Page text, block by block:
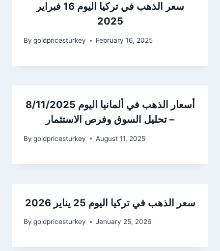
سعر الذهب في تركيا اليوم 16 فبراير
2025
By goldpricesturkey February 16, 2025
أسعار الذهب في ألمانيا اليوم 8/11/2025
– تحليل السوق وفرص الاستثمار
By goldpricesturkey August 11, 2025
سعر الذهب في تركيا اليوم 25 يناير 2026
By goldpricesturkey January 25, 2026